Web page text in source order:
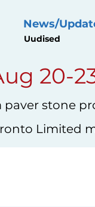
News/
Uudised
20-
paver stone
Limited